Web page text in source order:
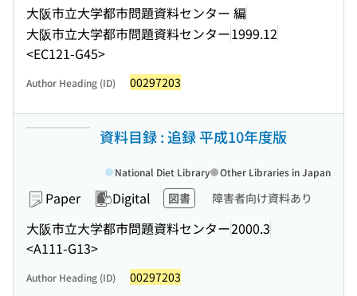
大阪市立大学都市問題資料センター 編
大阪市立大学都市問題資料センター1999.12
<EC121-G45>
Author Heading (ID) 00297203
資料目録 : 追録 平成10年度版
Paper Digital 図書 障害者向け資料あり
大阪市立大学都市問題資料センター2000.3
<A111-G13>
National Diet Library Other Libraries in Japan
Author Heading (ID) 00297203